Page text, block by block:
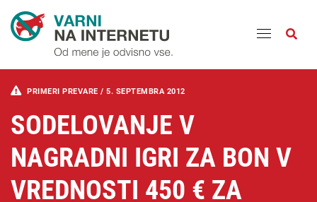
PRIMERI PREVARE / 5. SEPTEMBRA 2012
SODELOVANJE V
NAGRADNI IGRI ZA BON V
VREDNOSTI 450 € ZA